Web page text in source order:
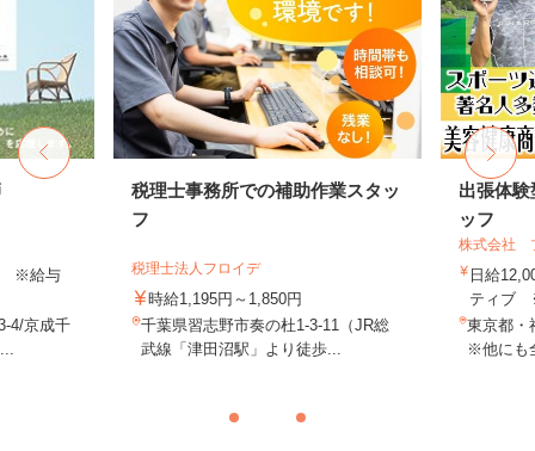
※給与
4/京成千
税理士事務所での補助作業スタッ
フ
税理士法人フロイデ
時給1,195円～1,850円
千葉県習志野市奏の杜1-3-11（JR総
武線「津田沼駅」より徒歩...
出張体
ッフ
株式会社
日給
ティブ
東京都・
※他にも